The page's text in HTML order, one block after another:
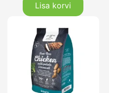
Lisa korvi